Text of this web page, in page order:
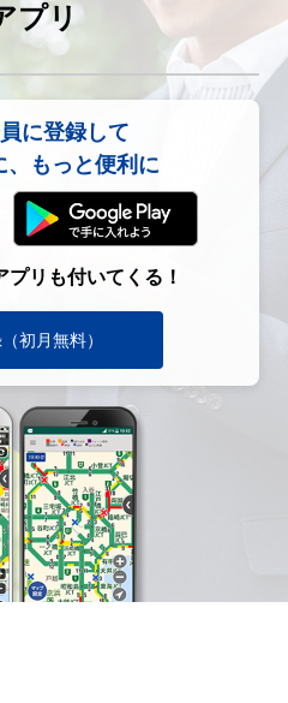
プリ
に登録して
、もっと便利に
リも付いてくる！
初月無料）